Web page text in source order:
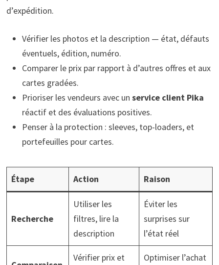
d’expédition.
Vérifier les photos et la description — état, défauts
éventuels, édition, numéro.
Comparer le prix par rapport à d’autres offres et aux
cartes gradées.
Prioriser les vendeurs avec un service client Pika
réactif et des évaluations positives.
Penser à la protection : sleeves, top-loaders, et
portefeuilles pour cartes.
Étape Action Raison
Recherche
Utiliser les
filtres, lire la
description
Éviter les
surprises sur
l’état réel
Vérifier prix et Optimiser l’achat